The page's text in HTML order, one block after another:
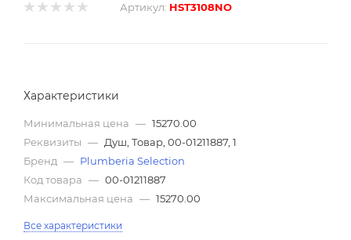
Артикул: HST3108NO
Характеристики
Минимальная цена — 15270.00
Реквизиты — Душ, Товар, 00-01211887, 1
Бренд — Plumberia Selection
Код товара — 00-01211887
Максимальная цена — 15270.00
Все характеристики